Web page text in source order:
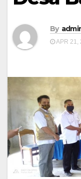
By
APR 21,